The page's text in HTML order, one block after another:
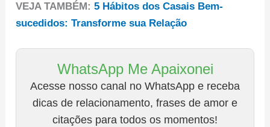
VEJA TAMBÉM:5 Hábitos dos Casais Bem-
sucedidos: Transforme sua Relação
WhatsApp Me Apaixonei
Acesse nosso canal no WhatsApp e receba
dicas de relacionamento, frases de amor e
citações para todos os momentos!